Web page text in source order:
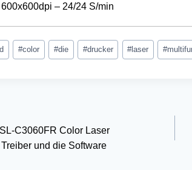
– 24/​24 S/​min
#color #die #drucker #laser #
C3060FR Color Laser
und die Software